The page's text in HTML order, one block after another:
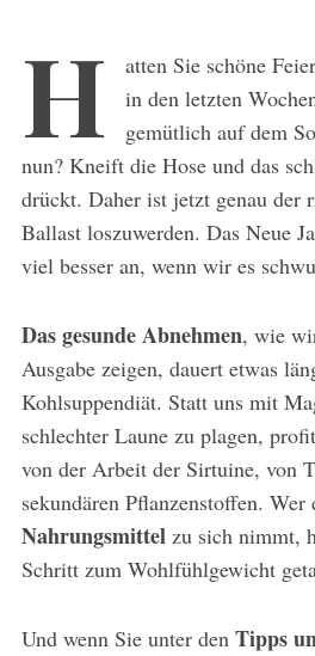
H
atten Sie schöne
in den letzten
gemütlich auf dem
nun? Kneift die Hose und das
drückt. Daher ist jetzt genau der
Ballast loszuwerden. Das Neue
viel besser an, wenn wir es
Das gesunde Abnehmen, wie
Ausgabe zeigen, dauert etwas
Kohlsuppendiät. Statt uns mit
schlechter Laune zu plagen,
von der Arbeit der Sirtuine, von
sekundären Pflanzenstoffen. Wer
Nahrungsmittelzu sich nimmt,
Schritt zum Wohlfühlgewicht
Und wenn Sie unter den Tipps